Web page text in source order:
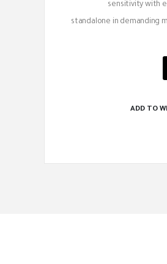
sensitivity with
standalone in demanding
ADD TO